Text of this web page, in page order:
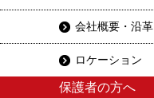
会社概要・沿革
ロケーション
保護者の方へ